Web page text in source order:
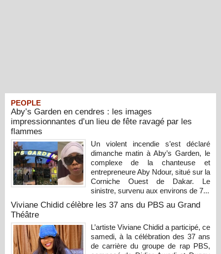
PEOPLE
Aby’s Garden en cendres : les images
impressionnantes d’un lieu de fête ravagé par les
flammes
Un violent incendie s’est déclaré
dimanche matin à Aby’s Garden, le
complexe de la chanteuse et
entrepreneure Aby Ndour, situé sur la
Corniche Ouest de Dakar. Le
sinistre, survenu aux environs de 7...
Viviane Chidid célèbre les 37 ans du PBS au Grand
Théâtre
L’artiste Viviane Chidid a participé, ce
samedi, à la célébration des 37 ans
de carrière du groupe de rap PBS,